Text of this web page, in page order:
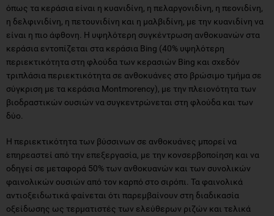
όπως τα κεράσια είναι η κυανιδίνη, η πελαργονιδίνη, η πεονιδίνη,
η δελφινιδίνη, η πετουνιδίνη και η μαλβιδίνη, με την κυανιδίνη να
είναι η πιο άφθονη. Η υψηλότερη συγκέντρωση ανθοκυανών στα
κεράσια εντοπίζεται στα κεράσια Bing (40% υψηλότερη
περιεκτικότητα στη φλούδα των κερασιών Bing και σχεδόν
τριπλάσια περιεκτικότητα σε ανθοκυάνες στο βρώσιμο τμήμα σε
σύγκριση με τα κεράσια Montmorency), με την πλειονότητα των
βιοδραστικών ουσιών να συγκεντρώνεται στη φλούδα και των
δύο.
Η περιεκτικότητα των βύσσινων σε ανθοκυάνες μπορεί να
επηρεαστεί από την επεξεργασία, με την κονσερβοποίηση και να
οδηγεί σε μεταφορά 50% των ανθοκυανών και των συνολικών
φαινολικών ουσιών από τον καρπό στο σιρόπι. Τα φαινολικά
αντιοξειδωτικά φαίνεται ότι παρεμβαίνουν στη διαδικασία
οξείδωσης ως τερματιστές των ελεύθερων ριζών και τελικά